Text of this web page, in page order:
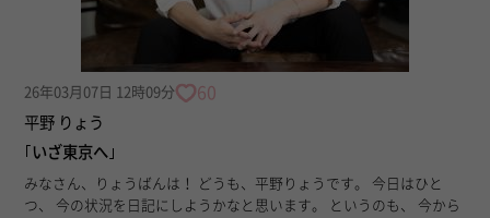
26年03月07日 12時09分 60
平野 りょう
｢いざ東京へ｣
みなさん、りょうばんは！ どうも、平野りょうです。 今日はひと
つ、 今の状況を日記にしようかなと思います。 というのも、 今から